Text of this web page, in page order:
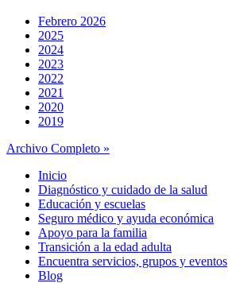
Febrero 2026
2025
2024
2023
2022
2021
2020
2019
Archivo Completo »
Inicio
Diagnóstico y cuidado de la salud
Educación y escuelas
Seguro médico y ayuda económica
Apoyo para la familia
Transición a la edad adulta
Encuentra servicios, grupos y eventos
Blog